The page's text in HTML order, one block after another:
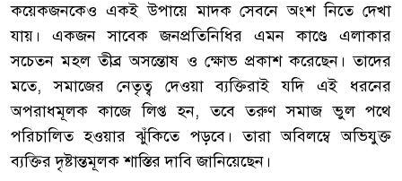
কয়েকজনকেও একই উপায়ে মাদক সেবনে অংশ নিতে দেখা
যায়। একজন সাবেক জনপ্রতিনিধির এমন কাণ্ডে এলাকার
সচেতন মহল তীব্র অসন্তোষ ও ক্ষোভ প্রকাশ করেছেন। তাদের
মতে, সমাজের নেতৃত্ব দেওয়া ব্যক্তিরাই যদি এই ধরনের
অপরাধমূলক কাজে লিপ্ত হন, তবে তরুণ সমাজ ভুল পথে
পরিচালিত হওয়ার ঝুঁকিতে পড়বে। তারা অবিলম্বে অভিযুক্ত
ব্যক্তির দৃষ্টান্তমূলক শাস্তির দাবি জানিয়েছেন।